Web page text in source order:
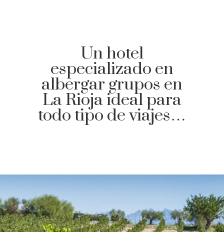
Un hotel
especializado en
albergar grupos en
La Rioja ideal para
todo tipo de viajes…